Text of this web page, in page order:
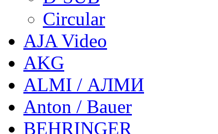
Circular
AJA Video
AKG
ALMI / АЛМИ
Anton / Bauer
BEHRINGER